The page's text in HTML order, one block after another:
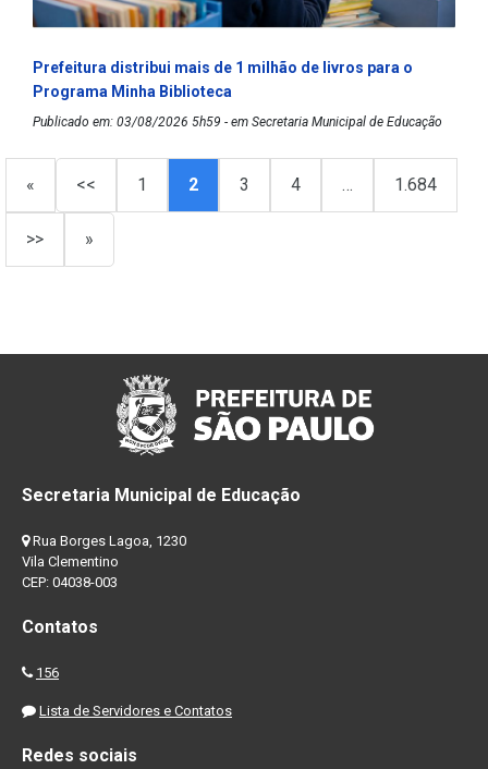
Prefeitura distribui mais de 1 milhão de livros para o
Programa Minha Biblioteca
Publicado em: 03/08/2026 5h59 - em Secretaria Municipal de Educação
« << 1 2 3 4 … 1.684
>> »
Secretaria Municipal de Educação
Rua Borges Lagoa, 1230
Vila Clementino
CEP: 04038-003
Contatos
156
Lista de Servidores e Contatos
Redes sociais